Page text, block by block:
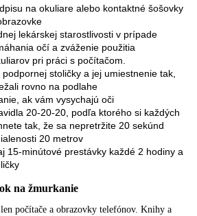
na okuliare alebo kontaktné šošovky
lekárskej starostlivosti v prípade
očí a zváženie použitia
pri práci s počítačom.
stoličky a jej umiestnenie tak,
rovno na podlahe
ak vám vysychajú oči
20-20-20, podľa ktorého si každých
tak, že sa nepretržite 20 sekúnd
20 metrov
15-minútové prestávky každé 2 hodiny a
na žmurkanie
počítače a obrazovky telefónov. Knihy a